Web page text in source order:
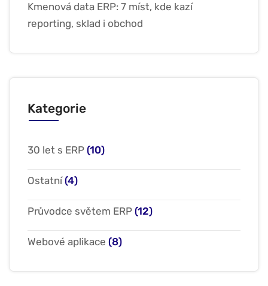
Kmenová data ERP: 7 míst, kde kazí
reporting, sklad i obchod
Kategorie
30 let s ERP (10)
Ostatní(4)
Průvodce světem ERP (12)
Webové aplikace (8)